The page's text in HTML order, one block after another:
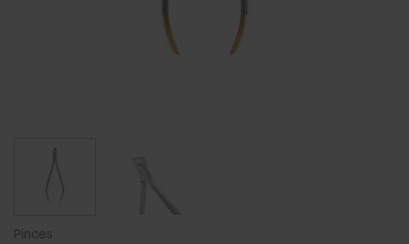
Pinces